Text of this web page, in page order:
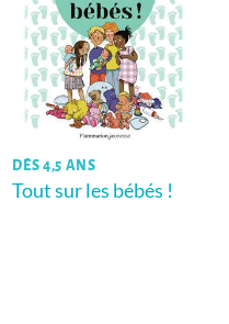
DÈS 4,5 ANS
Tout sur les bébés !